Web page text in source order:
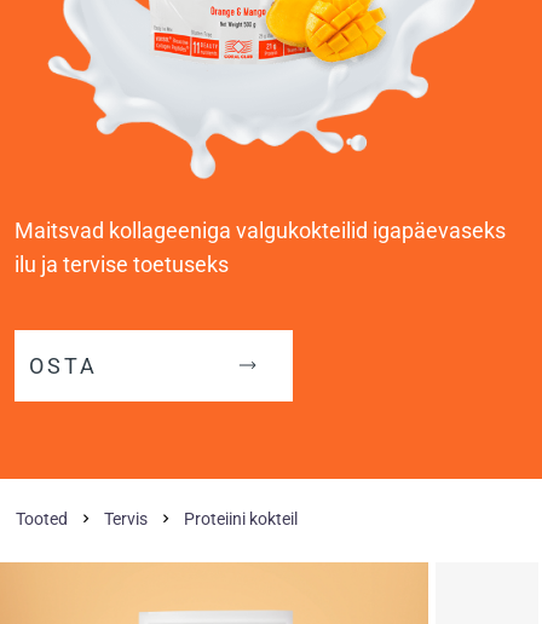
Maitsvad kollageeniga valgukokteilid igapäevaseks
ilu ja tervise toetuseks
OSTA
Tooted Tervis Proteiini kokteil